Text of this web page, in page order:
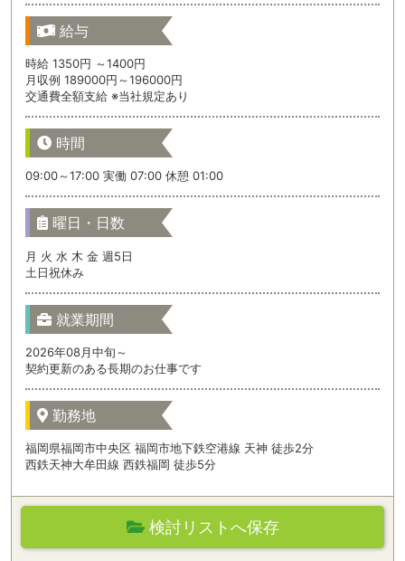
給与
時給 1350円 ～1400円
月収例 189000円～196000円
交通費全額支給 ※当社規定あり
時間
09:00～17:00 実働 07:00 休憩 01:00
曜日・日数
月 火 水 木 金 週5日
土日祝休み
就業期間
2026年08月中旬～
契約更新のある長期のお仕事です
勤務地
福岡県福岡市中央区 福岡市地下鉄空港線 天神 徒歩2分
西鉄天神大牟田線 西鉄福岡 徒歩5分
検討リストへ保存